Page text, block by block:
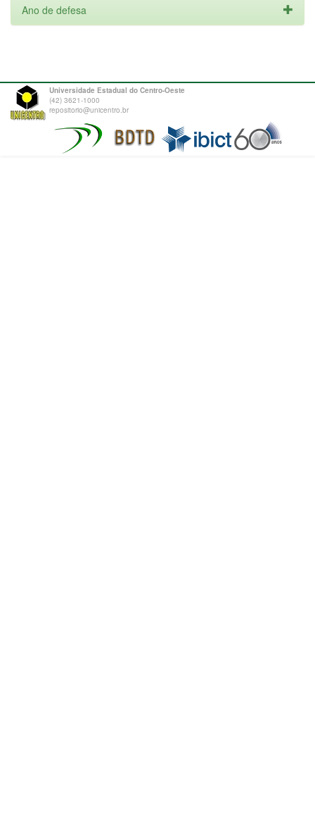
Ano de defesa
Universidade Estadual do Centro-Oeste
(42) 3621-1000
repositorio@unicentro.br